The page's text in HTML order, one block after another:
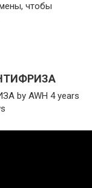
чтобы
by AWH 4 years